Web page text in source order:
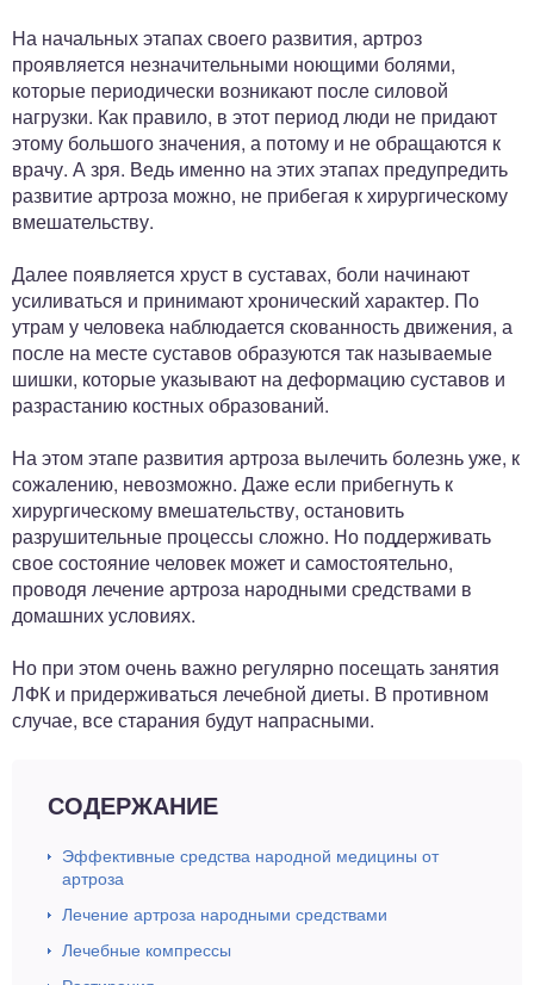
На начальных этапах своего развития, артроз
проявляется незначительными ноющими болями,
которые периодически возникают после силовой
нагрузки. Как правило, в этот период люди не придают
этому большого значения, а потому и не обращаются к
врачу. А зря. Ведь именно на этих этапах предупредить
развитие артроза можно, не прибегая к хирургическому
вмешательству.
Далее появляется хруст в суставах, боли начинают
усиливаться и принимают хронический характер. По
утрам у человека наблюдается скованность движения, а
после на месте суставов образуются так называемые
шишки, которые указывают на деформацию суставов и
разрастанию костных образований.
На этом этапе развития артроза вылечить болезнь уже, к
сожалению, невозможно. Даже если прибегнуть к
хирургическому вмешательству, остановить
разрушительные процессы сложно. Но поддерживать
свое состояние человек может и самостоятельно,
проводя лечение артроза народными средствами в
домашних условиях.
Но при этом очень важно регулярно посещать занятия
ЛФК и придерживаться лечебной диеты. В противном
случае, все старания будут напрасными.
СОДЕРЖАНИЕ
Эффективные средства народной медицины от
артроза
Лечение артроза народными средствами
Лечебные компрессы